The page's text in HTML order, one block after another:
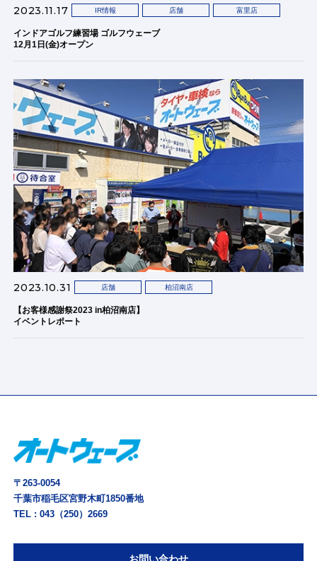
2023.11.17 IR情報 店舗 富里店
インドアゴルフ練習場 ゴルフウェーブ
12月1日(金)オープン
2023.10.31 店舗 柏沼南店
【お客様感謝祭2023 in柏沼南店】
イベントレポート
〒263-0054
千葉市稲毛区宮野木町1850番地
TEL :043（250）2669